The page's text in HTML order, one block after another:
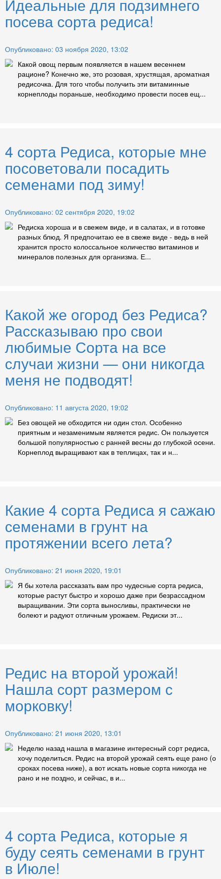
Идеальные для подзимнего
посева сорта редиса!
Опубликовано: 03 ноября 2020, 13:02
Какой овощ первым появляется в нашем весеннем
рационе? Конечно же, это розовая, хрустящая, ароматная
редисочка. Для того чтобы получить эти витаминные
корнеплоды пораньше, необходимо провести посев ещ...
4 сорта Редиса, которые мне
посоветовали посадить
семенами под зиму!
Опубликовано: 02 сентября 2020, 19:02
Редиска хороша и в свежем виде, и в салатах, и в готовке
разных блюд. Я предпочитаю ее в свеже виде - ведь в ней
хранится просто колоссальное количество витаминов и
минералов полезных для организма. Е...
Какой же огород без Редиса?
Рассказываю про свои
любимые Сорта на все
случаи жизни — они никогда
меня не подводят!
Опубликовано: 11 августа 2020, 19:02
Без овощей не обходится ни один стол. Особенно
приятным и незаменимым является редис. Он пользуется
большой популярностью с ранней весны до глубокой осени.
Корнеплод выращивают как в теплицах, так и н...
Какие 4 сорта Редиса я сажаю
семенами в грунт на
протяжении всего лета?
Опубликовано: 21 июня 2020, 19:01
Я бы хотела рассказать вам про чудесные сорта редиса,
которые растут быстро и хорошо даже при безрассадном
выращивании. Эти сорта выносливы, практически не
болеют и радуют отличным урожаем. Редиски эт...
Редис на второй урожай!
Нашла сорт размером с
морковку!
Опубликовано: 21 июня 2020, 13:01
Неделю назад нашла в магазине интересный сорт редиса,
хочу поделиться. Редис на второй урожай сеять еще рано (о
сроках посева ниже), а вот искать новые сорта никогда не
рано и не поздно, и сейчас, в и...
4 сорта Редиса, которые я
буду сеять семенами в грунт
в Июле!